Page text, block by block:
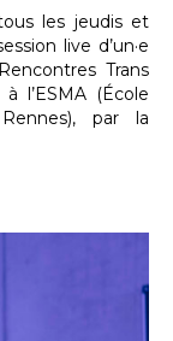
les jeudis et
live d’un·e
Trans
l’ESMA (École
par la